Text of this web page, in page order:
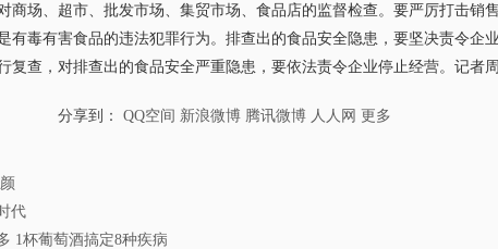
商场、超市、批发市场、集贸市场、食品店的监督检查。要严厉打击销
有毒有害食品的违法犯罪行为。排查出的食品安全隐患，要坚决责令企
复查，对排查出的食品安全严重隐患，要依法责令企业停止经营。记者
分享到： QQ空间 新浪微博 腾讯微博 人人网 更多
代
1杯葡萄酒搞定8种疾病